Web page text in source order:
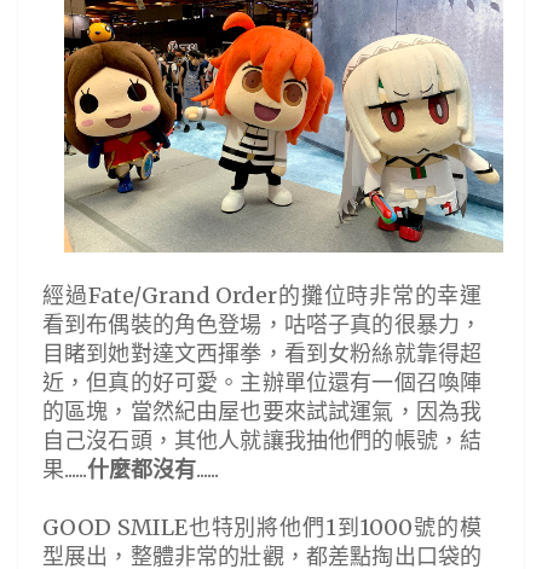
經過Fate/Grand Order的攤位時非常的幸運
看到布偶裝的角色登場，咕嗒子真的很暴力，
目睹到她對達文西揮拳，看到女粉絲就靠得超
近，但真的好可愛。主辦單位還有一個召喚陣
的區塊，當然紀由屋也要來試試運氣，因為我
自己沒石頭，其他人就讓我抽他們的帳號，結
果......什麼都沒有......
GOOD SMILE也特別將他們1到1000號的模
型展出，整體非常的壯觀，都差點掏出口袋的